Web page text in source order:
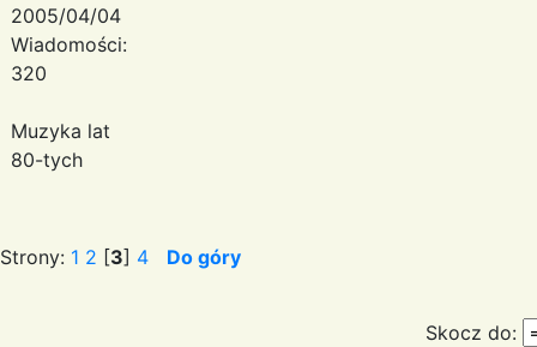
2005/04/04
Wiadomości:
320
Muzyka lat
80-tych
Strony: 1 2 [3] 4 Do góry
Skocz do: